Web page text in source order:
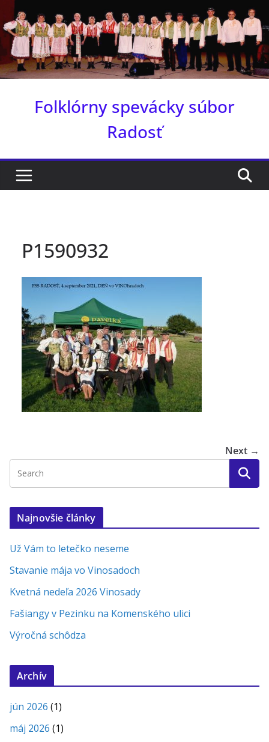
to
content
Folklórny spevácky súbor
Radosť
P1590932
Next →
Najnovšie články
Už Vám to letečko neseme
Stavanie mája vo Vinosadoch
Kvetná nedeľa 2026 Vinosady
Fašiangy v Pezinku na Komenského ulici
Výročná schôdza
Archív
jún 2026 (1)
máj 2026 (1)